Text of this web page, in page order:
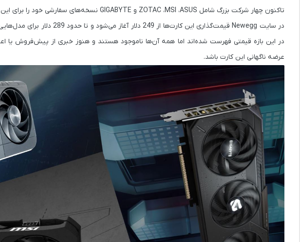
تاکنون چهار شرکت بزرگ شامل ZOTAC ،MSI ،ASUS و GIGABYTE
نسخه‌های سفارشی خود را برای این
در سایت Newegg قیمت‌گذاری این کارت‌ها از
249 دلار آغاز می‌شود و تا حدود 289 دلار برای
در این بازه قیمتی فهرست شده‌اند اما همه آن‌ها ناموجودهستند و هنوز خبری از پیش‌فروش یا
عرضه ناگهانی این کارت باشد.